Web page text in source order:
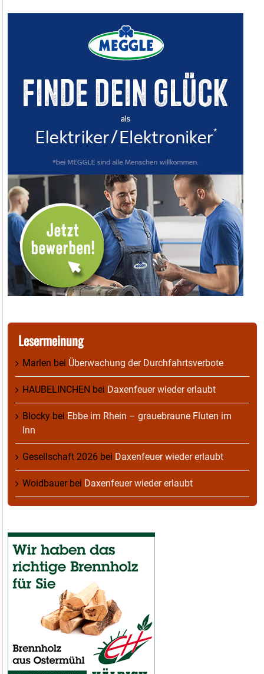
Lesermeinung
Marlen bei Überwachung der Durchfahrtsverbote
HAUBELINCHEN bei Daxenfeuer wieder erlaubt
Blocky bei Ebbe im Rhein – grauebraune Fluten im
Inn
Gesellschaft 2026 bei Daxenfeuer wieder erlaubt
Woidbauerbei Daxenfeuer wieder erlaubt